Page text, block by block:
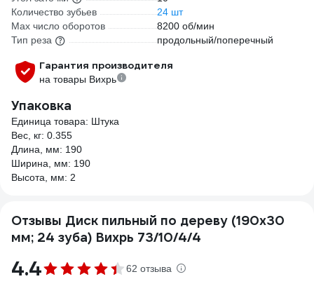
Количество зубьев
24 шт
Max число оборотов
8200 об/мин
Тип реза
продольный/поперечный
Гарантия производителя
на товары Вихрь
Упаковка
Единица товара: Штука
Вес, кг: 0.355
Длина, мм: 190
Ширина, мм: 190
Высота, мм: 2
Отзывы Диск пильный по дереву (190х30
мм; 24 зуба) Вихрь 73/10/4/4
4.4 62 отзыва